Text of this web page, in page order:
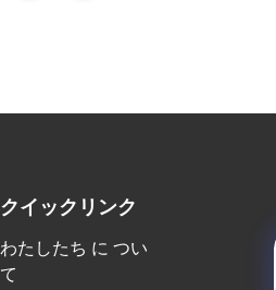
クイックリンク
わたしたち に つい
て